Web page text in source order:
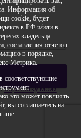
Информация об
cookie, будет
в РФ и/или в
владельца
составления отчетов
в порядке,
Метрика.
соответствующие
—
это может повлиять
вы соглашаетесь на
обработку моих